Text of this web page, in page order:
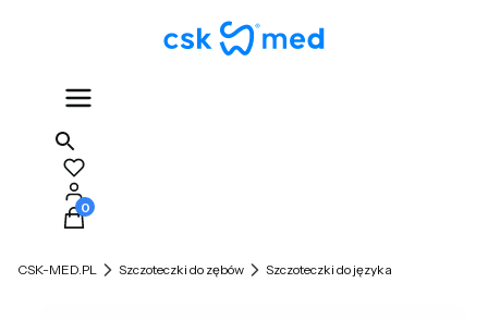
Produkty w koszyku: 0. Zobacz szczegóły
CSK-MED.PL Szczoteczki do zębów Szczoteczki do języka